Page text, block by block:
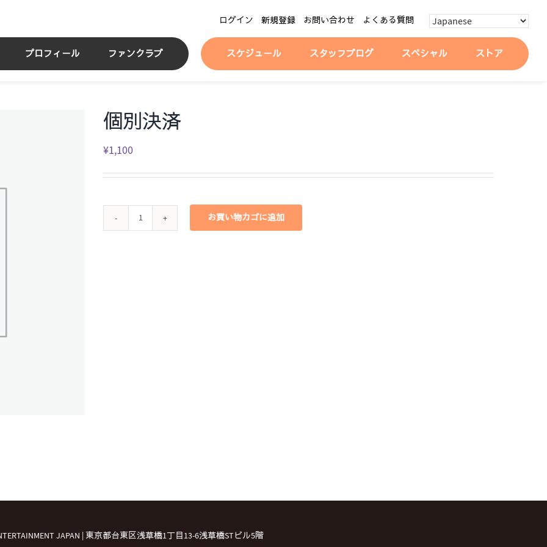
ログイン 新規登録 お問い合わせ よくある質問
プロフィール ファンクラブ スケジュール スタッフブログ スペシャル ストア
個別決済
¥1,100
お買い物カゴに追加
JAPAN | 東京都台東区浅草橋1丁目13-6浅草橋STビル5階